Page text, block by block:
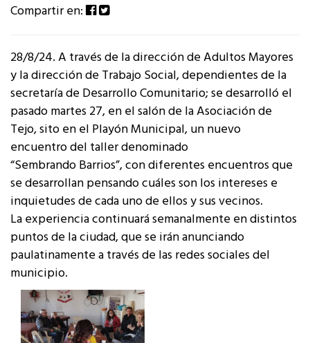
Compartir en:
28/8/24. A través de la dirección de Adultos Mayores
y la dirección de Trabajo Social, dependientes de la
secretaría de Desarrollo Comunitario; se desarrolló el
pasado martes 27, en el salón de la Asociación de
Tejo, sito en el Playón Municipal, un nuevo
encuentro del taller denominado
“Sembrando Barrios”, con diferentes encuentros que
se desarrollan pensando cuáles son los intereses e
inquietudes de cada uno de ellos y sus vecinos.
La experiencia continuará semanalmente en distintos
puntos de la ciudad, que se irán anunciando
paulatinamente a través de las redes sociales del
municipio.